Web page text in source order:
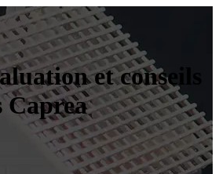
et conseils